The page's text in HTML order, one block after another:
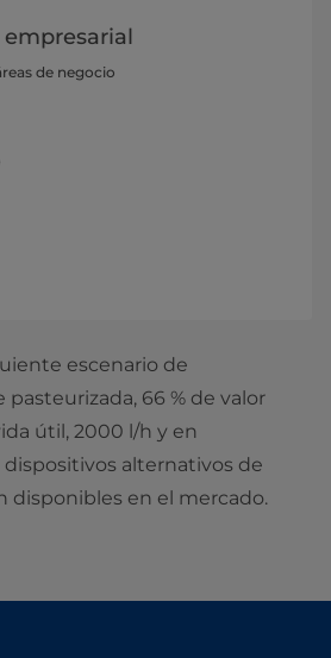
de negocio
escenario de
66 % de valor
útil, 2000 l/h y en
alternativos de
disponibles en el mercado.